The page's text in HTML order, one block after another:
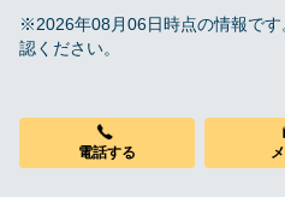
※2026年08月06日時点の情報で
認ください。
電話する